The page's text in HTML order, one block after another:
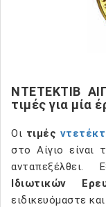
ΝΤΕΤΕΚΤΙΒ
τιμές για μία
Οι τιμές
στο Αίγιο είναι
Ιδιωτικών
ειδικευόμαστε